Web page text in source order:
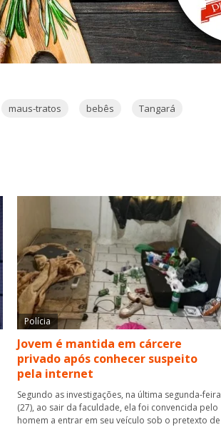
maus-tratos bebês Tangará
Polícia
Jovem é mantida em cárcere
privado após conhecer suspeito
pela internet
Segundo as investigações, na última segunda-feira
(27), ao sair da faculdade, ela foi convencida pelo
homem a entrar em seu veículo sob o pretexto de